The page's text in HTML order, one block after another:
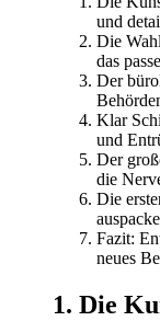
und
Die
das
Der
Klar
und
Der
die
Die
Fazit:
neues
1. Die